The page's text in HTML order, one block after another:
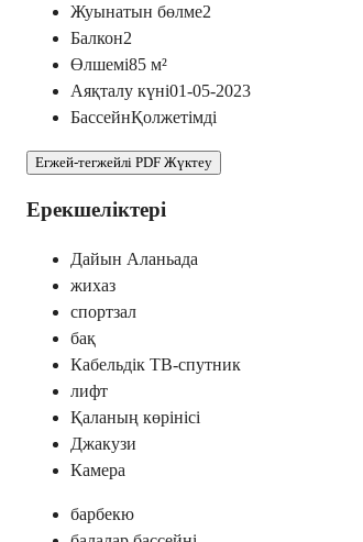
Жуынатын бөлме2
Балкон2
Өлшемі85 м²
Аяқталу күні01-05-2023
БассейнҚолжетімді
Егжей-тегжейлі PDF Жүктеу
Ерекшеліктері
Дайын Аланьада
жихаз
спортзал
бақ
Кабельдік ТВ-спутник
лифт
Қаланың көрінісі
Джакузи
Камера
барбекю